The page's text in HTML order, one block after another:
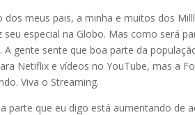
dos meus pais, a minha e muitos dos
seu especial na Globo. Mas como será
A gente sente que boa parte da
Netiflix e vídeos no YouTube, mas a
Viva o Streaming.
parte que eu digo está aumentando de